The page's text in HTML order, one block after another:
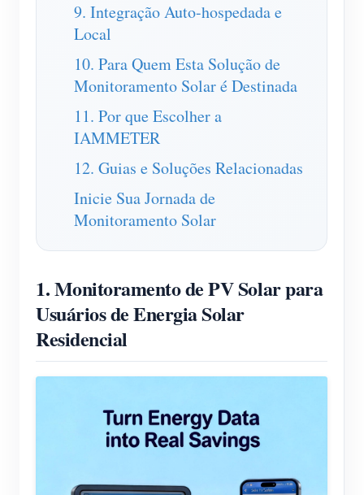
Explorar site
Ranking FV
9. Integração Auto-hospedada e
Local
10. Para Quem Esta Solução de
Monitoramento Solar é Destinada
11. Por que Escolher a
IAMMETER
12. Guias e Soluções Relacionadas
Inicie Sua Jornada de
Monitoramento Solar
1. Monitoramento de PV Solar para
Usuários de Energia Solar
Residencial